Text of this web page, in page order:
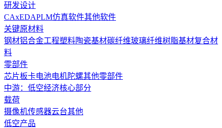
研发设计
CAxEDAPLM仿真软件其他软件
关键原材料
钢材铝合金工程塑料陶瓷基材碳纤维玻璃纤维树脂基材复合材
料
‌零部件‌
芯片板卡电池电机陀螺其他零部件
‌中游：低空经济核心部分
‌载荷‌
摄像机传感器云台其他
低空产品